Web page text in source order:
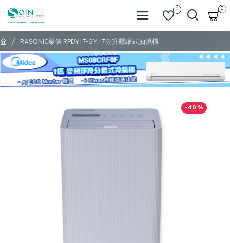
0 0
RASONIC樂信 RPDY17-GY 17公升壓縮式抽濕機
-40 %